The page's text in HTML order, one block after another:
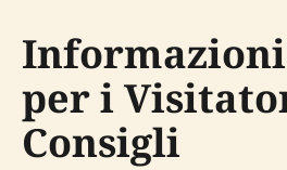
per i
Consigli